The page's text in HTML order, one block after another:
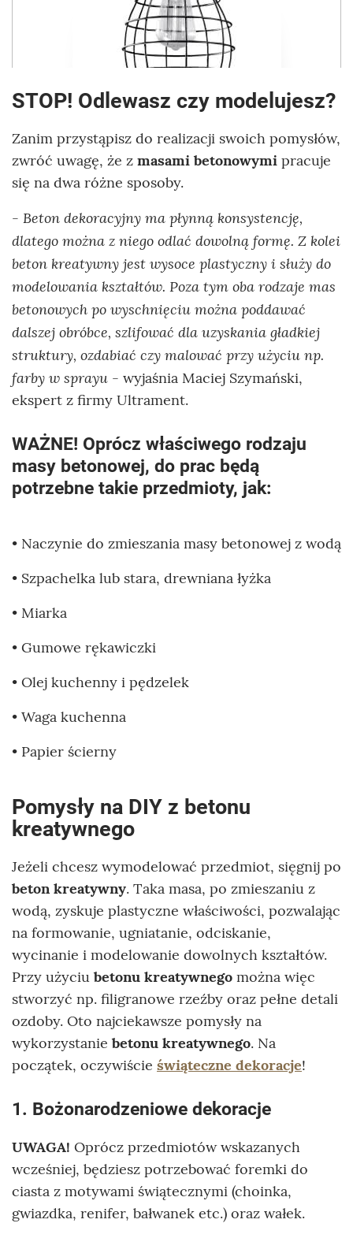
STOP! Odlewasz czy modelujesz?
Zanim przystąpisz do realizacji swoich pomysłów,
zwróć uwagę, że z masami betonowymi pracuje
się na dwa różne sposoby.
- Beton dekoracyjny ma płynną konsystencję,
dlatego można z niego odlać dowolną formę. Z kolei
beton kreatywny jest wysoce plastyczny i służy do
modelowania kształtów. Poza tym oba rodzaje mas
betonowych po wyschnięciu można poddawać
dalszej obróbce, szlifować dla uzyskania gładkiej
struktury, ozdabiać czy malować przy użyciu np.
farby w sprayu - wyjaśnia Maciej Szymański,
ekspert z firmy Ultrament.
WAŻNE! Oprócz właściwego rodzaju
masy betonowej, do prac będą
potrzebne takie przedmioty, jak:
• Naczynie do zmieszania masy betonowej z wodą
• Szpachelka lub stara, drewniana łyżka
• Miarka
• Gumowe rękawiczki
• Olej kuchenny i pędzelek
• Waga kuchenna
• Papier ścierny
Pomysły na DIY z betonu
kreatywnego
Jeżeli chcesz wymodelować przedmiot, sięgnij po
beton kreatywny. Taka masa, po zmieszaniu z
wodą, zyskuje plastyczne właściwości, pozwalając
na formowanie, ugniatanie, odciskanie,
wycinanie i modelowanie dowolnych kształtów.
Przy użyciu betonu kreatywnego można więc
stworzyć np. filigranowe rzeźby oraz pełne detali
ozdoby. Oto najciekawsze pomysły na
wykorzystanie betonu kreatywnego. Na
początek, oczywiście świąteczne dekoracje!
1. Bożonarodzeniowe dekoracje
UWAGA! Oprócz przedmiotów wskazanych
wcześniej, będziesz potrzebować foremki do
ciasta z motywami świątecznymi (choinka,
gwiazdka, renifer, bałwanek etc.) oraz wałek.